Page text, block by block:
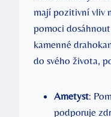
mají pozitivní vliv
pomoci
kamenné
do svého života,
Ametyst:
podporuje